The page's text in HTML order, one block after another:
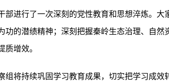
部进行了一次深刻的党性教育和思想淬炼。
的潜绩精神；深刻把握秦岭生态治理、自然
增效。
组将持续巩固学习教育成果，切实把学习成